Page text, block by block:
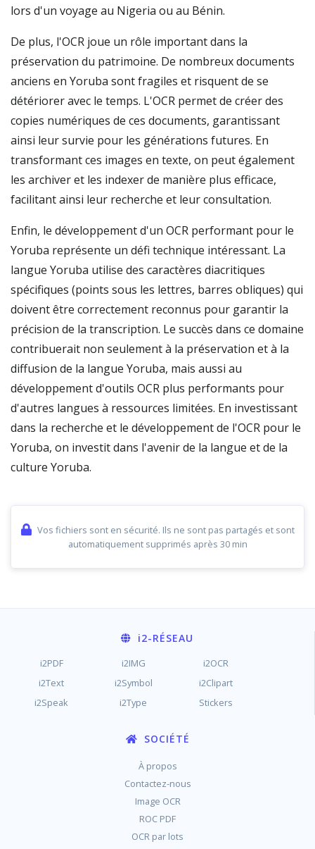
lors d'un voyage au Nigeria ou au Bénin.
De plus, l'OCR joue un rôle important dans la
préservation du patrimoine. De nombreux documents
anciens en Yoruba sont fragiles et risquent de se
détériorer avec le temps. L'OCR permet de créer des
copies numériques de ces documents, garantissant
ainsi leur survie pour les générations futures. En
transformant ces images en texte, on peut également
les archiver et les indexer de manière plus efficace,
facilitant ainsi leur recherche et leur consultation.
Enfin, le développement d'un OCR performant pour le
Yoruba représente un défi technique intéressant. La
langue Yoruba utilise des caractères diacritiques
spécifiques (points sous les lettres, barres obliques) qui
doivent être correctement reconnus pour garantir la
précision de la transcription. Le succès dans ce domaine
contribuerait non seulement à la préservation et à la
diffusion de la langue Yoruba, mais aussi au
développement d'outils OCR plus performants pour
d'autres langues à ressources limitées. En investissant
dans la recherche et le développement de l'OCR pour le
Yoruba, on investit dans l'avenir de la langue et de la
culture Yoruba.
Vos fichiers sont en sécurité. Ils ne sont pas partagés et sont
automatiquement supprimés après 30 min
i2-RÉSEAU
i2PDF i2IMG
i2OCR
i2Text
i2Symbol
i2Clipart
i2Speak
i2Type Stickers
SOCIÉTÉ
À propos
Contactez-nous
Image OCR
ROC PDF
OCR par lots